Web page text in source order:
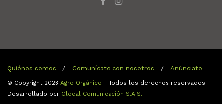
Quiénes somos Comunícate con nosotros Anúnciate
© Copyright 2023 Agro Orgánico - Todos los derechos reservados -
Desarrollado por Glocal Comunicación S.A.S..